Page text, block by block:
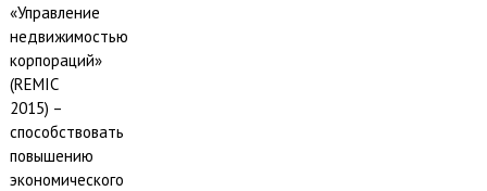
«Управление
недвижимостью
корпораций»
(REMIC
2015) –
способствовать
повышению
экономического